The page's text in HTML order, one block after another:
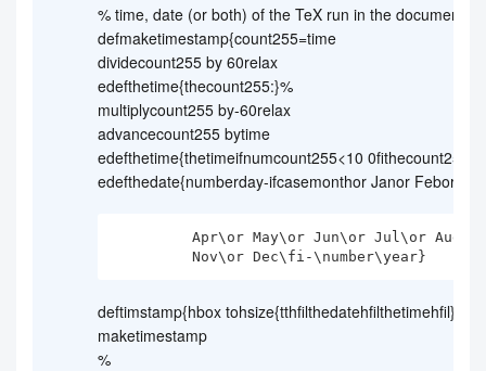
% time, date (or both) of the TeX run in the document
defmaketimestamp{count255=time
dividecount255 by 60relax
edefthetime{thecount255:}%
multiplycount255 by-60relax
advancecount255 bytime
edefthetime{thetimeifnumcount255<10 0fithecount255}
edefthedate{numberday-ifcasemonthor Janor Febor
         Apr\or May\or Jun\or Jul\or Aug\or Sep\or Oct\or
         Nov\or Dec\fi-\number\year}
deftimstamp{hbox tohsize{tthfilthedatehfilthetimehfil}}}
maketimestamp
%